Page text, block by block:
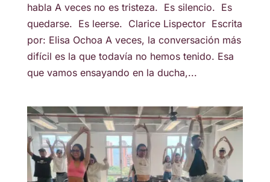
habla A veces no es tristeza. Es silencio. Es
quedarse. Es leerse. Clarice Lispector Escrita
por: Elisa Ochoa A veces, la conversación más
difícil es la que todavía no hemos tenido. Esa
que vamos ensayando en la ducha,...